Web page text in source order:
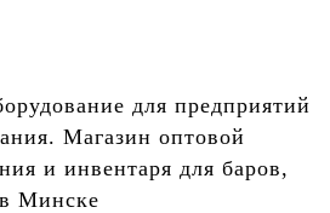
для предприятий
Магазин оптовой
и инвентаря для баров,
Минске